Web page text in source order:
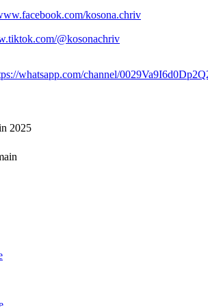
kosona.chriv
@kosonachriv
whatsapp.com/channel/
2025